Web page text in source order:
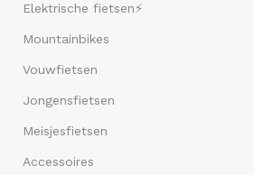
Elektrische fietsen⚡
Mountainbikes
Vouwfietsen
Jongensfietsen
Meisjesfietsen
Accessoires